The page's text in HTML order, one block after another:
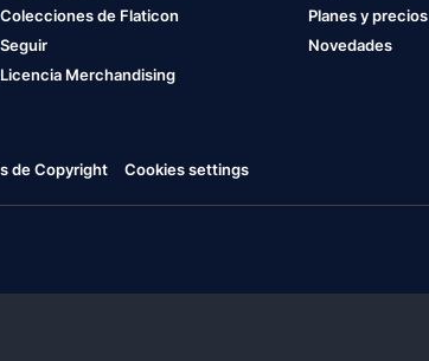
Colecciones de Flaticon
Seguir
Licencia Merchandising
Planes y precios
Novedades
de Copyright Cookies settings